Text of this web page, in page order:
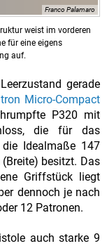
Franco Palamaro
weist im vorderen
für eine eigens
auf.
gerade
Micro-Compact
P320 mit
die für das
Idealmaße 147
besitzt. Das
Griffstück liegt
dennoch je nach
12 Patronen.
auch starke 9